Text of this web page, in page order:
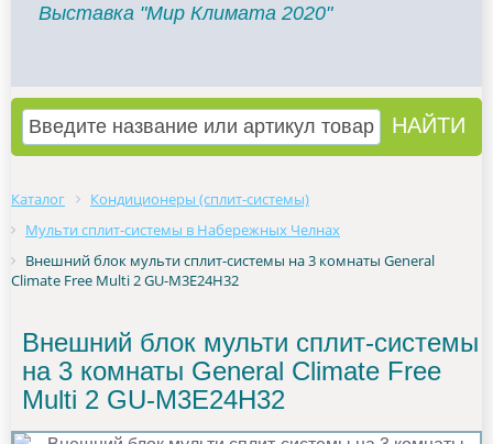
Выставка "Мир Климата 2020"
Каталог
Кондиционеры (сплит-системы)
Мульти сплит-системы в Набережных Челнах
Внешний блок мульти сплит-системы на 3 комнаты General
Climate Free Multi 2 GU-M3E24H32
Внешний блок мульти сплит-системы
на 3 комнаты General Climate Free
Multi 2 GU-M3E24H32